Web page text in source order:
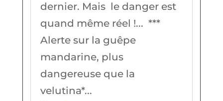
dernier. Mais le danger est
quand même réel !... ***
Alerte sur la guêpe
mandarine, plus
dangereuse que la
velutina*...